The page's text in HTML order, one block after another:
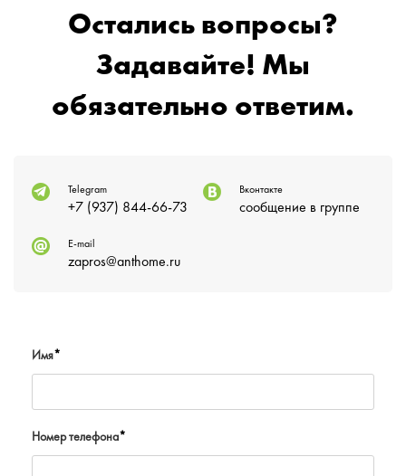
Остались вопросы?
Задавайте! Мы
обязательно ответим.
Telegram
+7 (937) 844-66-73
Вконтакте
сообщение в группе
E-mail
zapros@anthome.ru
Имя*
Номер телефона*